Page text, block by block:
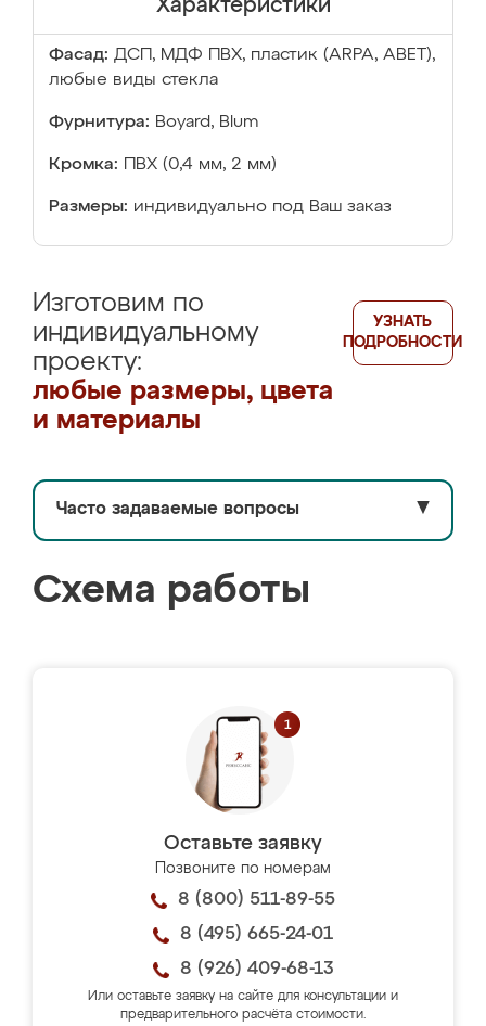
Характеристики
Фасад: ДСП, МДФ ПВХ, пластик (ARPA, ABET),
любые виды стекла
Фурнитура: Boyard, Blum
Кромка: ПВХ (0,4 мм, 2 мм)
Размеры: индивидуально под Ваш заказ
Изготовим по
индивидуальному
проекту:
любые размеры, цвета
и материалы
УЗНАТЬ
ПОДРОБНОСТИ
Часто задаваемые вопросы ▼
Схема работы
Оставьте заявку
Позвоните по номерам
8 (800) 511-89-55
8 (495) 665-24-01
8 (926) 409-68-13
Или оставьте заявку на сайте для консультации и
предварительного расчёта стоимости.